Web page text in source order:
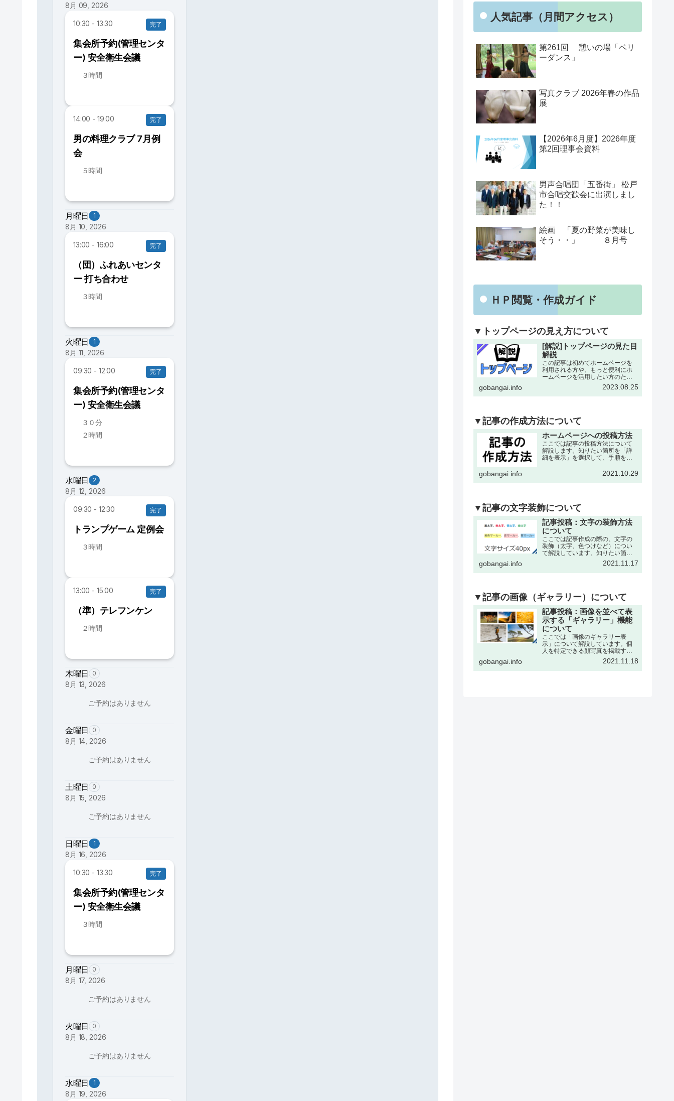
8月 09, 2026
10:30 - 13:30 完了
集会所予約(管理センタ
ー) 安全衛生会議
３時間
14:00 - 19:00 完了
男の料理クラブ 7月例
会
５時間
月曜日 1
8月 10, 2026
13:00 - 16:00 完了
（団）ふれあいセンタ
ー 打ち合わせ
３時間
火曜日 1
8月 11, 2026
09:30 - 12:00 完了
集会所予約(管理センタ
ー) 安全衛生会議
３０分
２時間
水曜日 2
8月 12, 2026
09:30 - 12:30 完了
トランプゲーム 定例会
３時間
13:00 - 15:00 完了
（準）テレフンケン
２時間
木曜日 0
8月 13, 2026
ご予約はありません
金曜日 0
8月 14, 2026
ご予約はありません
土曜日 0
8月 15, 2026
ご予約はありません
日曜日 1
8月 16, 2026
10:30 - 13:30 完了
集会所予約(管理センタ
ー) 安全衛生会議
３時間
月曜日 0
8月 17, 2026
ご予約はありません
火曜日 0
8月 18, 2026
ご予約はありません
水曜日 1
8月 19, 2026
人気記事（月間アクセス）
第261回 憩いの場「ベリ
ーダンス」
写真クラブ 2026年春の作品
展
【2026年6月度】2026年度
第2回理事会資料
男声合唱団「五番街」 松戸
市合唱交歓会に出演しまし
た！！
絵画 「夏の野菜が美味し
そう・・」 ８月号
ＨＰ閲覧・作成ガイド
▼トップページの見え方について
[解説]トップページの見た目
解説
この記事は初めてホームページを
利用される方や、もっと便利にホ
ームページを活用したい方のため
にトップページの各所について改
めて解説した記事となります。改
めて確認することで今まで利用し
振…
gobangai.info 2023.08.25
▼記事の作成方法について
ホームページへの投稿方法
ここでは記事の投稿方法について
解説します。知りたい箇所を「詳
細を表示」を選択して、手順を確
各々の委員会・団体・クラブサー
gobangai.info 2021.10.29
▼記事の文字装飾について
記事投稿：文字の装飾方法
について
ここでは記事作成の際の、文字の
装飾（太字、色つけなど）につい
て解説しています。知りたい箇所
を「詳細を表示」を選択して、手
順を確認して下さい。※記事の作
成・編集などの基本操作は下記の
い…
gobangai.info 2021.11.17
▼記事の画像（ギャラリー）について
記事投稿：画像を並べて表
示する「ギャラリー」機能
について
ここでは「画像のギャラリー表
示」について解説しています。個
人を特定できる顔写真を掲載する
場合、被撮影者ご本人の了解をい
ただくか、または顔をぼかすなど
個人が特定できない加工を行うこ
gobangai.info 2021.11.18